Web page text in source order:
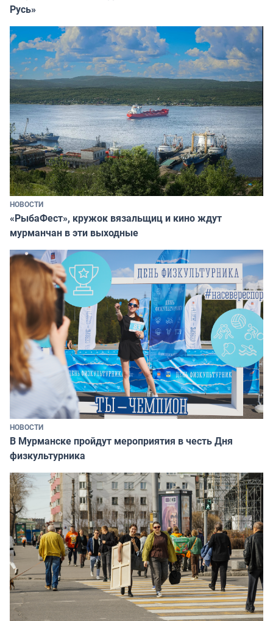
Русь»
НОВОСТИ
«РыбаФест», кружок вязальщиц и кино ждут
мурманчан в эти выходные
НОВОСТИ
В Мурманске пройдут мероприятия в честь Дня
физкультурника